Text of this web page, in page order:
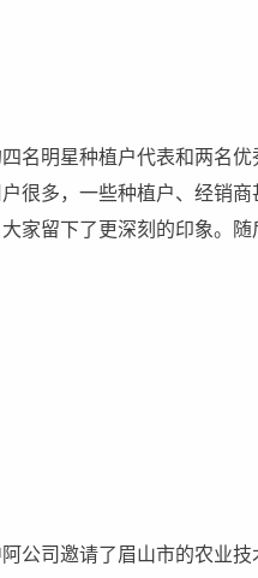
名明星种植户代表和两名
很多，一些种植户、经销
家留下了更深刻的印象。
公司邀请了眉山市的农业